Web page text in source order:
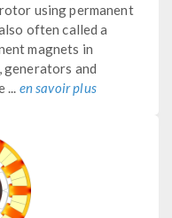
using permanent
often called a
magnets in
generators and
... en savoir plus